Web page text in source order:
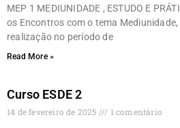
MEP 1 MEDIUNIDADE , ESTUDO E
os Encontros com o tema
realização no período de
Read More »
Curso ESDE 2
14 de fevereiro de 2025 1 comentário